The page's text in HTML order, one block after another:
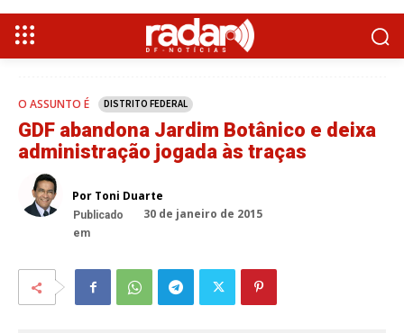
O ASSUNTO É DISTRITO FEDERAL
GDF abandona Jardim Botânico e deixa
administração jogada às traças
Por Toni Duarte
Publicado
em
30 de janeiro de 2015